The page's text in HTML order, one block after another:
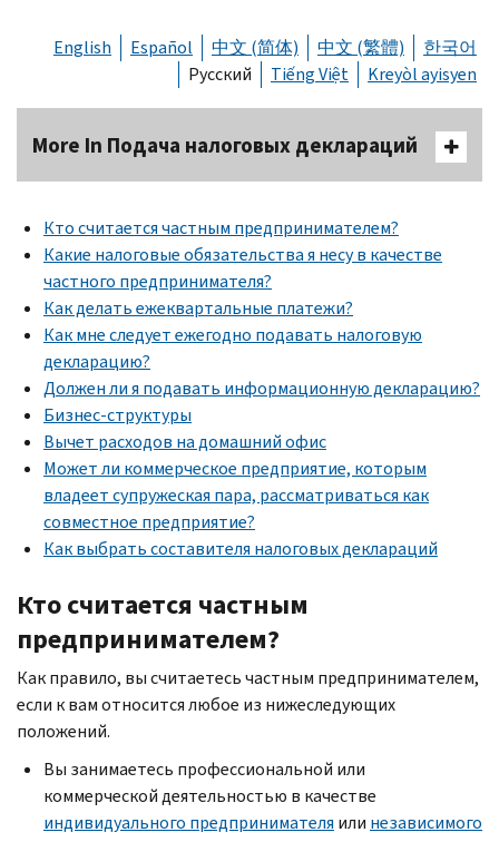
English Español 中文 (简体) 中文 (繁體)
한국어
Русский
Tiếng Việt Kreyòl ayisyen
More In Подача налоговых деклараций
Кто считается частным предпринимателем?
Какие налоговые обязательства я несу в качестве
частного предпринимателя?
Как делать ежеквартальные платежи?
Как мне следует ежегодно подавать налоговую
декларацию?
Должен ли я подавать информационную декларацию?
Бизнес-структуры
Вычет расходов на домашний офис
Может ли коммерческое предприятие, которым
владеет супружеская пара, рассматриваться как
совместное предприятие?
Как выбрать составителя налоговых деклараций
Кто считается частным
предпринимателем?
Как правило, вы считаетесь частным предпринимателем,
если к вам относится любое из нижеследующих
положений.
Вы занимаетесь профессиональной или
коммерческой деятельностью в качестве
индивидуального предпринимателя или независимого